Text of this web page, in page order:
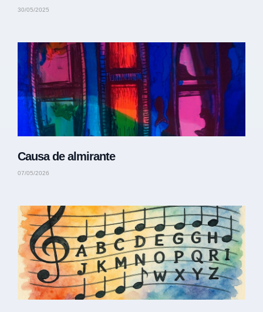
30/05/2025
Causa de almirante
07/05/2026